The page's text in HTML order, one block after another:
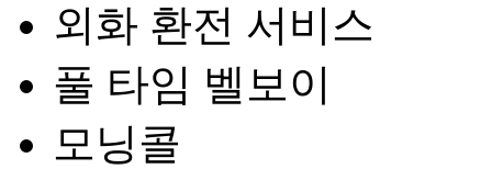
외화 환전 서비스
풀 타임 벨보이
모닝콜